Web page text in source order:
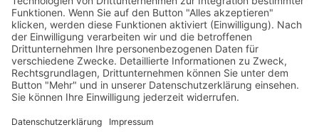
Newsletter
Verpassen Sie keine Neuigkeiten,
Angebote und Gutscheine!
Jetzt anmelden und10 EUR Gutscheinsichern!
Abmeldung jederzeit möglich.